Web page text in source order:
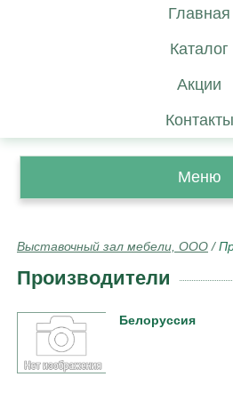
Главная
Каталог
Акции
Контакты
Меню
Выставочный зал мебели, ООО /
Производители
Белоруссия